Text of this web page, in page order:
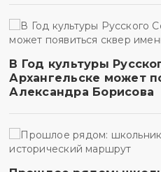
В Год культуры
Архангельске может
Александра Борисова